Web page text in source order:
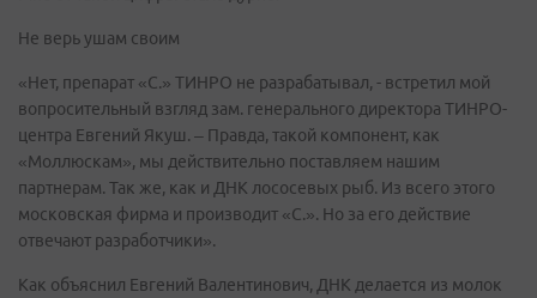
Не верь ушам своим
«Нет, препарат «С.» ТИНРО не разрабатывал, - встретил мой
вопросительный взгляд зам. генерального директора ТИНРО-
центра Евгений Якуш. – Правда, такой компонент, как
«Моллюскам», мы действительно поставляем нашим
партнерам. Так же, как и ДНК лососевых рыб. Из всего этого
московская фирма и производит «С.». Но за его действие
отвечают разработчики».
Как объяснил Евгений Валентинович, ДНК делается из молок